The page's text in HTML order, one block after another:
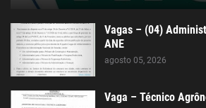
Vagas – (04)
ANE
agosto 05, 2026
Vaga – Técnico